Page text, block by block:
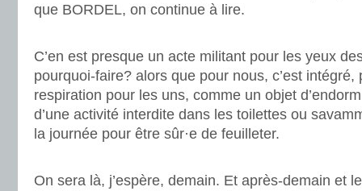
que BORDEL, on continue à lire.
C’en est presque un acte militant pour les yeux
pourquoi-faire? alors que pour nous, c’est
respiration pour les uns, comme un objet
d’une activité interdite dans les toilettes ou
la journée pour être sûr·e de feuilleter.
On sera là, j’espère, demain. Et après-demain et